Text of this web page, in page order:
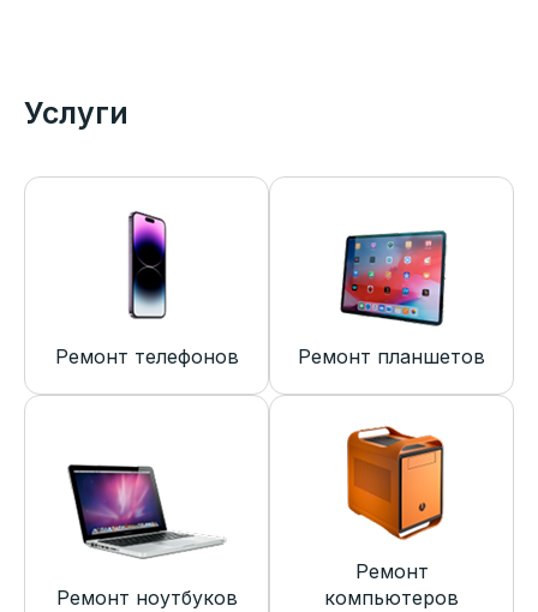
Услуги
Ремонт телефонов Ремонт планшетов
Ремонт ноутбуков
Ремонт
компьютеров